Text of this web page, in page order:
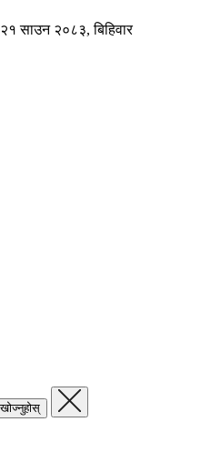
२१ साउन २०८३, बिहिवार